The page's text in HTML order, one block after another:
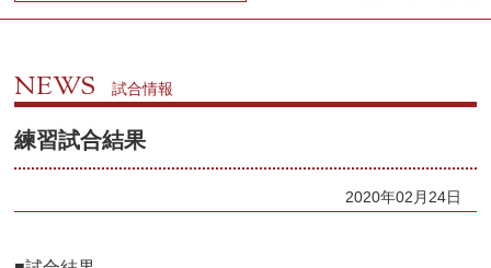
NEWS 試合情報
練習試合結果
2020年02月24日